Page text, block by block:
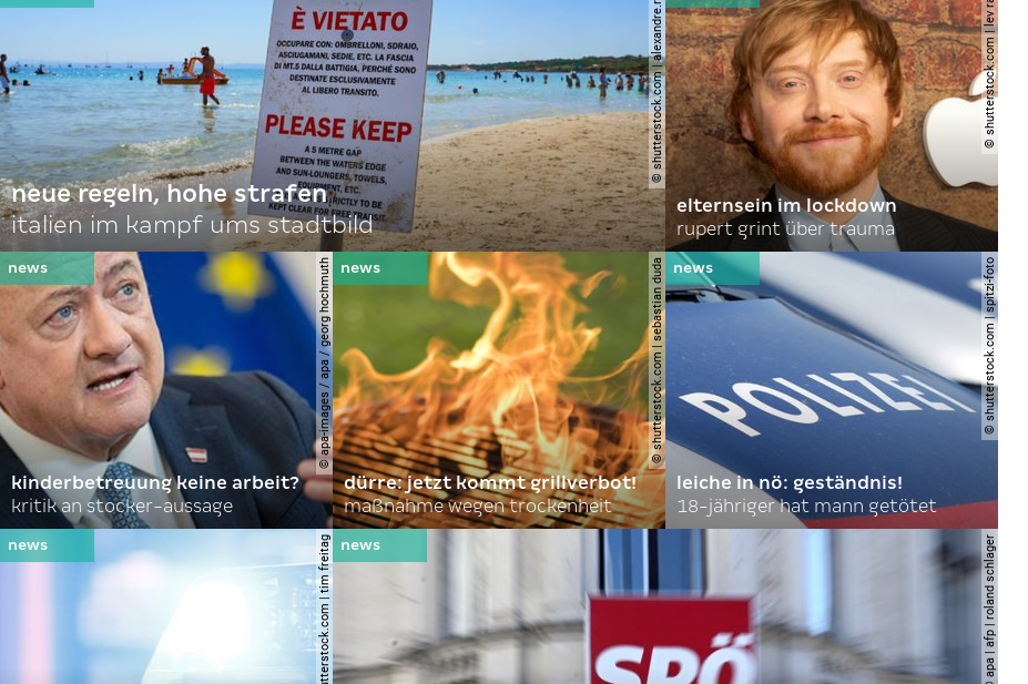
© shutterstock.com | alexandre.rosa
neue regeln, hohe strafen
italien im kampf ums stadtbild
© shutterstock.com | lev radin
elternsein im lockdown
rupert grint über trauma
© apa-images / apa / georg hochmuth
kinderbetreuung keine arbeit?
kritik an stocker-aussage
© shutterstock.com | sebastian duda
dürre: jetzt kommt grillverbot!
maßnahme wegen trockenheit
© shutterstock.com | spitzi-foto
leiche in nö: geständnis!
18-jähriger hat mann getötet
© shutterstock.com | tim freitag © apa | afp | roland schlager